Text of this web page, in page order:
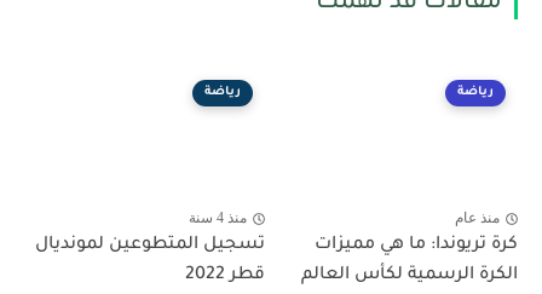
رياضة
منذ عام
كرة تريوندا: ما هي مميزات
الكرة الرسمية لكأس العالم
رياضة
منذ 4 سنة
تسجيل المتطوعين لمونديال
قطر 2022